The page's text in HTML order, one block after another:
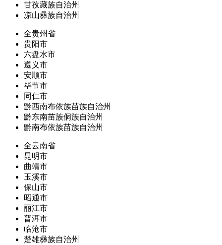
甘孜藏族自治州
凉山彝族自治州
全贵州省
贵阳市
六盘水市
遵义市
安顺市
毕节市
同仁市
黔西南布依族苗族自治州
黔东南苗族侗族自治州
黔南布依族苗族自治州
全云南省
昆明市
曲靖市
玉溪市
保山市
昭通市
丽江市
普洱市
临沧市
楚雄彝族自治州